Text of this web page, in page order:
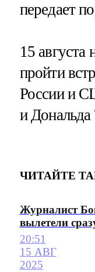
передает
15 августа
пройти
России и
и
ЧИТАЙТЕ
Журналист
вылетели
20:51
15 АВГ
2025